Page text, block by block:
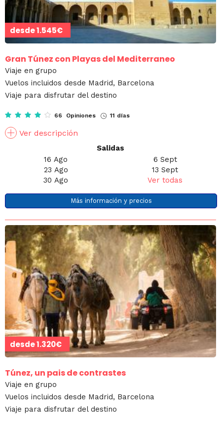
desde1.545€
Gran Túnez con Playas del Mediterraneo
Viaje en grupo
Vuelos incluidos desde Madrid, Barcelona
Viaje para disfrutar del destino
66 Opiniones 11 días
Ver descripción
Salidas
16 Ago
23 Ago
30 Ago
6 Sept
13 Sept
Ver todas
Más información y precios
desde1.320€
Túnez, un pais de contrastes
Viaje en grupo
Vuelos incluidos desde Madrid, Barcelona
Viaje para disfrutar del destino